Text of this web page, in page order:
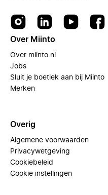
Over Miinto
Over miinto.nl
Jobs
Sluit je boetiek aan bij Miinto
Merken
Overig
Algemene voorwaarden
Privacywetgeving
Cookiebeleid
Cookie instellingen